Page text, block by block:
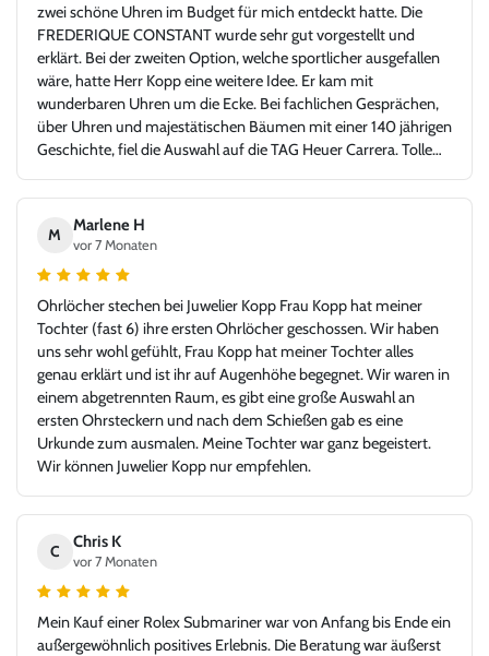
zwei schöne Uhren im Budget für mich entdeckt hatte. Die
FREDERIQUE CONSTANT wurde sehr gut vorgestellt und
erklärt. Bei der zweiten Option, welche sportlicher ausgefallen
wäre, hatte Herr Kopp eine weitere Idee. Er kam mit
wunderbaren Uhren um die Ecke. Bei fachlichen Gesprächen,
über Uhren und majestätischen Bäumen mit einer 140 jährigen
Geschichte, fiel die Auswahl auf die TAG Heuer Carrera. Tolle
M
Marlene H
vor 7 Monaten
Ohrlöcher stechen bei Juwelier Kopp Frau Kopp hat meiner
Tochter (fast 6) ihre ersten Ohrlöcher geschossen. Wir haben
uns sehr wohl gefühlt, Frau Kopp hat meiner Tochter alles
genau erklärt und ist ihr auf Augenhöhe begegnet. Wir waren in
einem abgetrennten Raum, es gibt eine große Auswahl an
ersten Ohrsteckern und nach dem Schießen gab es eine
Urkunde zum ausmalen. Meine Tochter war ganz begeistert.
Wir können Juwelier Kopp nur empfehlen.
C
Chris K
vor 7 Monaten
Mein Kauf einer Rolex Submariner war von Anfang bis Ende ein
außergewöhnlich positives Erlebnis. Die Beratung war äußerst